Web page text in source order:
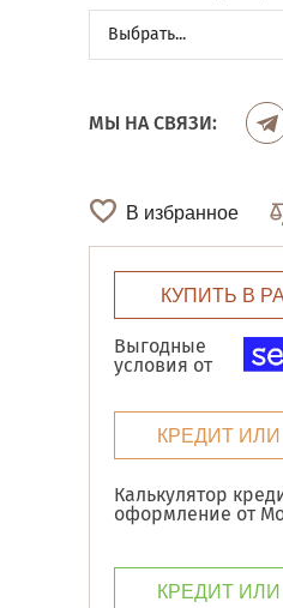
Выбрать...
МЫ НА СВЯЗИ:
В избранное
КУПИТЬ В
Выгодные
условия от
КРЕДИТ
Калькулятор
оформление от
КРЕДИТ